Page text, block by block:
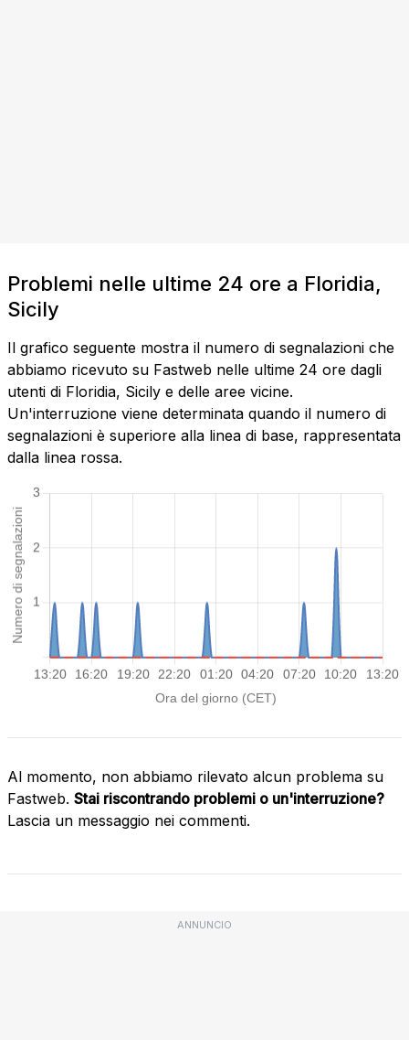
Problemi nelle ultime 24 ore a Floridia,
Sicily
Il grafico seguente mostra il numero di segnalazioni che
abbiamo ricevuto su Fastweb nelle ultime 24 ore dagli
utenti di Floridia, Sicily e delle aree vicine.
Un'interruzione viene determinata quando il numero di
segnalazioni è superiore alla linea di base, rappresentata
dalla linea rossa.
Al momento, non abbiamo rilevato alcun problema su
Fastweb. Stai riscontrando problemi o un'interruzione?
Lascia un messaggio nei commenti.
ANNUNCIO